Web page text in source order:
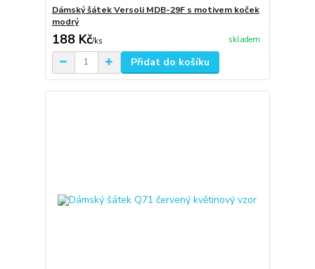
Dámský šátek Versoli MDB-29F s motivem koček
modrý
188 Kč/ks skladem
Přidat do košíku